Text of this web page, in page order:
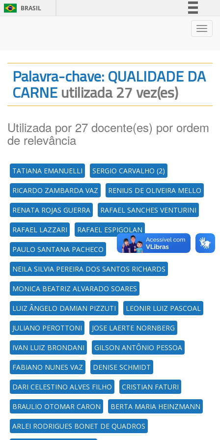
BRASIL
Legislação
Canais
Palavra-chave: QUALIDADE DA
CARNEutilizada 27 vez(es)
Utilizada por 27 docente(es) por ordem
de relevância
TATIANA EMANUELLI SERGIO CARVALHO (2)
RICARDO ZAMBARDA VAZ RENIUS DE OLIVEIRA MELLO
RENATA ROJAS GUERRA RAFAEL SANCHES VENTURINI
RAFAEL LAZZARI RAFAEL ESPIGOLAN
PAULO SANTANA PACHECO
NEILA SILVIA PEREIRA DOS SANTOS RICHARDS
MONICA BEATRIZ ALVARADO SOARES
LUIZ ÂNGELO DAMIAN PIZZUTI LEONIR LUIZ PASCOAL
JULIANO PEROTTONI JOSE LAERTE NORNBERG
IVAN LUIZ BRONDANI GILSON ANTÔNIO PESSOA
FABIANO NUNES VAZ DENISE SCHMIDT
DARI CELESTINO ALVES FILHO CRISTIAN FATURI
BRAULIO OTOMAR CARON BERTA MARIA HEINZMANN
ARLEI RODRIGUES BONET DE QUADROS